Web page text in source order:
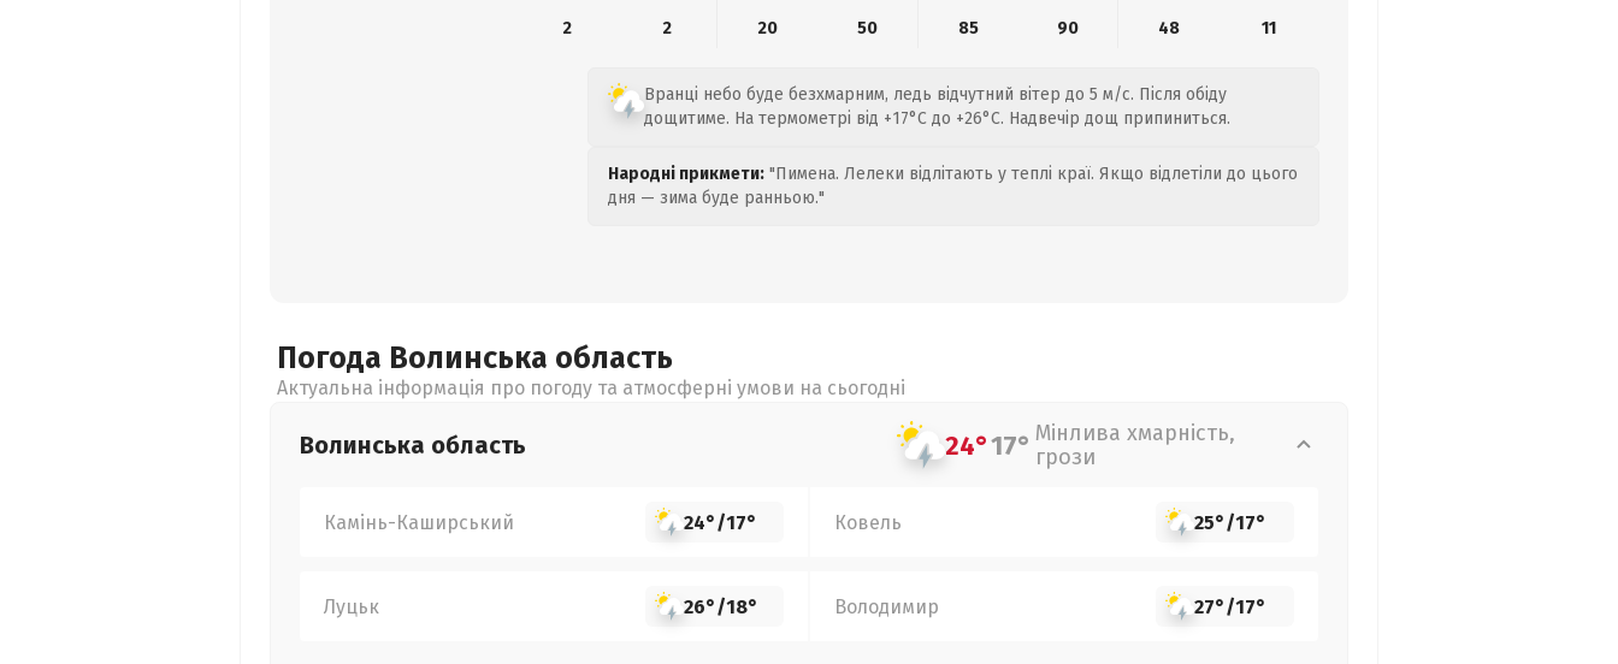
2
2 20 50 85 90 48 11
Вранці небо буде безхмарним, ледь відчутний вітер до 5 м/с. Після обіду
дощитиме. На термометрі від +17°C до +26°C. Надвечір дощ припиниться.
Народні прикмети: "Пимена. Лелеки відлітають у теплі краї. Якщо відлетіли до цього
дня — зима буде ранньою."
Погода Волинська область
Актуальна інформація про погоду та атмосферні умови на сьогодні
Волинська область 24°17° Мінлива хмарність,
грози
Камінь-Каширський 24°/17° Ковель 25°/17°
Луцьк 26°/18° Володимир 27°/17°